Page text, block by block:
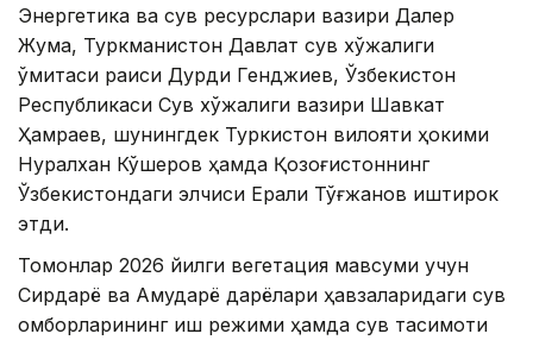
Энергетика ва сув ресурслари вазири Далер
Жума, Туркманистон Давлат сув хўжалиги
қўмитаси раиси Дурди Генджиев, Ўзбекистон
Республикаси Сув хўжалиги вазири Шавкат
Ҳамраев, шунингдек Туркистон вилояти ҳокими
Нуралхан Кўшеров ҳамда Қозоғистоннинг
Ўзбекистондаги элчиси Ерали Тўғжанов иштирок
этди.
Томонлар 2026 йилги вегетация мавсуми учун
Сирдарё ва Амударё дарёлари ҳавзаларидаги сув
омборларининг иш режими ҳамда сув тақсимоти